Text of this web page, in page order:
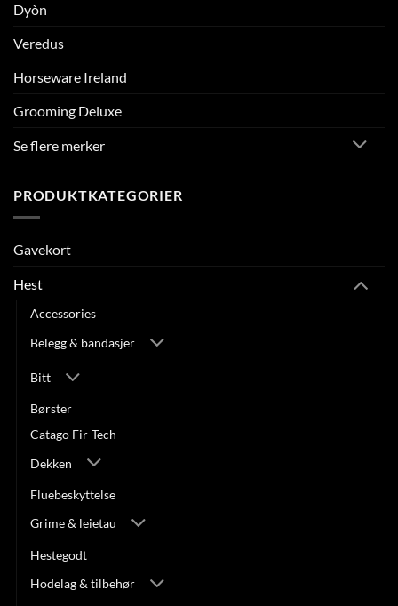
Dyòn
Veredus
Horseware Ireland
Grooming Deluxe
Se flere merker
PRODUKTKATEGORIER
Gavekort
Hest
Accessories
Belegg & bandasjer
Bitt
Børster
Catago Fir-Tech
Dekken
Fluebeskyttelse
Grime & leietau
Hestegodt
Hodelag & tilbehør